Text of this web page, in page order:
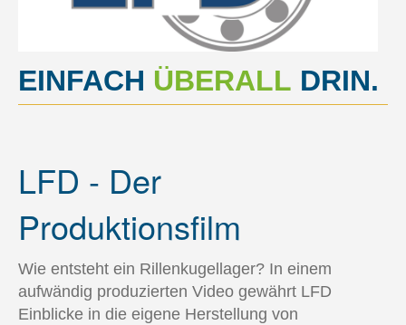
EINFACH ÜBERALL DRIN.
LFD - Der
Produktionsfilm
Wie entsteht ein Rillenkugellager? In einem
aufwändig produzierten Video gewährt LFD
Einblicke in die eigene Herstellung von